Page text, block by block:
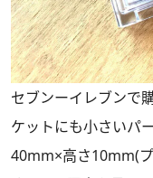
セブンーイレブンで
ケットにも小さいパ
40mm×高さ10mm(